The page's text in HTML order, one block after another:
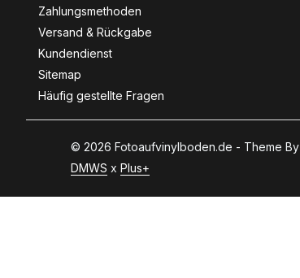
Zahlungsmethoden
Versand & Rückgabe
Kundendienst
Sitemap
Häufig gestellte Fragen
© 2026 Fotoaufvinylboden.de - Theme By
DMWS xPlus+